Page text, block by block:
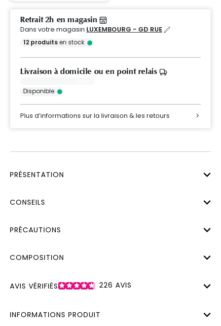
Retrait 2h en magasin
Dans votre magasin LUXEMBOURG - GD RUE
12 produitsen stock
Livraison à domicile ou en point relais
Disponible
Plus d’informations sur la livraison & les retours
PRÉSENTATION
CONSEILS
PRÉCAUTIONS
COMPOSITION
AVIS VÉRIFIÉS 226 AVIS
INFORMATIONS PRODUIT